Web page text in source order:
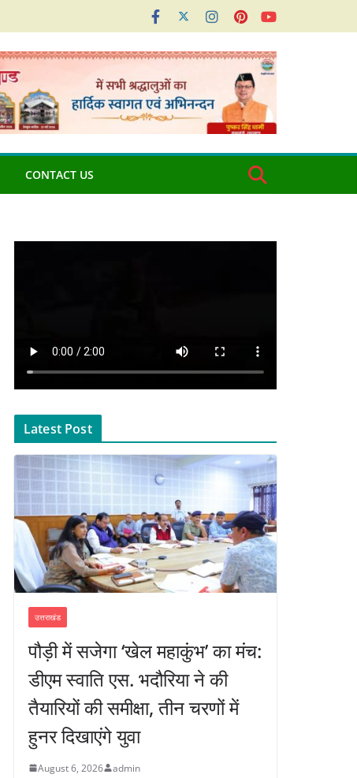
CONTACT US
Latest Post
उत्तराखंड
पौड़ी में सजेगा ‘खेल महाकुंभ’ का मंच:
डीएम स्वाति एस. भदौरिया ने की
तैयारियों की समीक्षा, तीन चरणों में
हुनर दिखाएंगे युवा
August 6, 2026 admin